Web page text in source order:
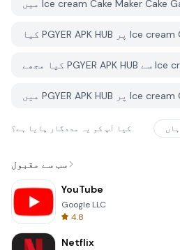
کیا آپ کو یہ مددگار پایا ہے؟ ہاں
سب سے مقبول
YouTube
Google LLC
4.8
Netflix